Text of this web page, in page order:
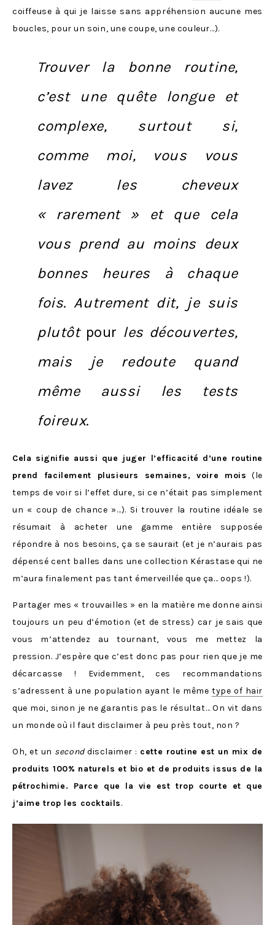
coiffeuse à qui je laisse sans appréhension aucune mes
boucles, pour un soin, une coupe, une couleur…).
Trouver la bonne routine,
c’est une quête longue et
complexe, surtout si,
comme moi, vous vous
lavez les cheveux
« rarement » et que cela
vous prend au moins deux
bonnes heures à chaque
fois. Autrement dit, je suis
plutôt pour les découvertes,
mais je redoute quand
même aussi les tests
foireux.
Cela signifie aussi que juger l’efficacité d’une routine
prend facilement plusieurs semaines, voire mois (le
temps de voir si l’effet dure, si ce n’était pas simplement
un « coup de chance »…). Si trouver la routine idéale se
résumait à acheter une gamme entière supposée
répondre à nos besoins, ça se saurait (et je n’aurais pas
dépensé cent balles dans une collection Kérastase qui ne
m’aura finalement pas tant émerveillée que ça… oops !).
Partager mes « trouvailles » en la matière me donne ainsi
toujours un peu d’émotion (et de stress) car je sais que
vous m’attendez au tournant, vous me mettez la
pression. J’espère que c’est donc pas pour rien que je me
décarcasse ! Evidemment, ces recommandations
s’adressent à une population ayant le mêmetype of hair
que moi, sinon je ne garantis pas le résultat… On vit dans
un monde où il faut disclaimer à peu près tout, non ?
Oh, et un seconddisclaimer : cette routine est un mix de
produits 100% naturels et bio et de produits issus de la
pétrochimie. Parce que la vie est trop courte et que
j’aime trop les cocktails.